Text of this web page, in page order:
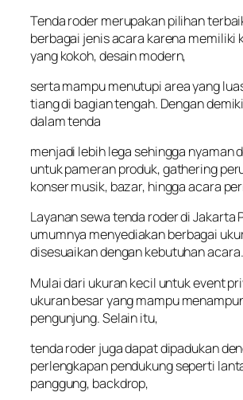
Tenda roder merupakan pilihan
berbagai jenis acara karena memiliki
yang kokoh, desain modern,
serta mampu menutupi area yang
tiang di bagian tengah. Dengan
dalam tenda
menjadi lebih lega sehingga nyaman
untuk pameran produk, gathering
konser musik, bazar, hingga acara
Layanan sewa tenda roder di Jakarta
umumnya menyediakan berbagai
disesuaikan dengan kebutuhan acara.
Mulai dari ukuran kecil untuk event
ukuran besar yang mampu
pengunjung. Selain itu,
tenda roder juga dapat dipadukan
perlengkapan pendukung seperti
panggung, backdrop,